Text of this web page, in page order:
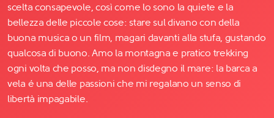
scelta consapevole, così come lo sono la quiete e la
bellezza delle piccole cose: stare sul divano con della
buona musica o un film, magari davanti alla stufa, gustando
qualcosa di buono. Amo la montagna e pratico trekking
ogni volta che posso, ma non disdegno il mare: la barca a
vela é una delle passioni che mi regalano un senso di
libertà impagabile.